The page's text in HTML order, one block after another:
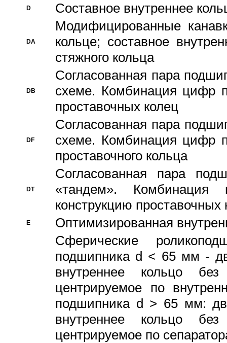
D Составное внутреннее
DA
Модифицированные
кольце; составное
стяжного кольца
DB
Согласованная пара
схеме. Комбинация цифр
проставочных колец
DF
Согласованная пара
схеме. Комбинация цифр
проставочного кольца
DT
Согласованная пара
«тандем».
конструкцию проставочных
E
Оптимизированная
Сферические
подшипника d < 65 мм -
внутреннее кольцо
центрируемое по
подшипника d > 65 мм:
внутреннее кольцо
центрируемое по